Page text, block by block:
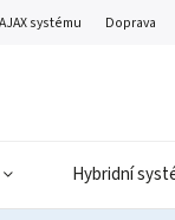
systému Doprava
Hybridní